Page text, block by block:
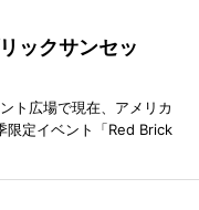
ックサンセッ
ト広場で現在、アメリカ
限定イベント「Red Brick